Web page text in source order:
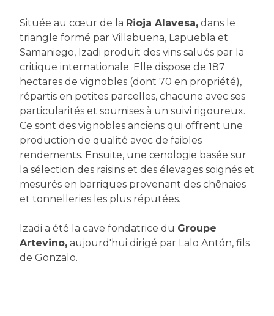
Située au cœur de la Rioja Alavesa, dans le
triangle formé par Villabuena, Lapuebla et
Samaniego, Izadi produit des vins salués par la
critique internationale. Elle dispose de 187
hectares de vignobles (dont 70 en propriété),
répartis en petites parcelles, chacune avec ses
particularités et soumises à un suivi rigoureux.
Ce sont des vignobles anciens qui offrent une
production de qualité avec de faibles
rendements. Ensuite, une œnologie basée sur
la sélection des raisins et des élevages soignés et
mesurés en barriques provenant des chênaies
et tonnelleries les plus réputées.
Izadi a été la cave fondatrice du Groupe
Artevino, aujourd'hui dirigé par Lalo Antón, fils
de Gonzalo.